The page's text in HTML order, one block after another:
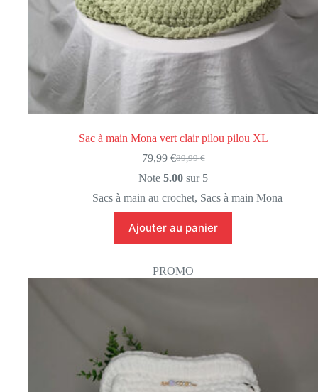
Sac à main Mona vert clair pilou pilou XL
89,99€
Le
prix
était :
89,99 €.
79,99 €Le
prix
est :
79,99 €.
Note 5.00 sur 5
Sacs à main au crochet, Sacs à main Mona
Ajouter au panier
PROMO